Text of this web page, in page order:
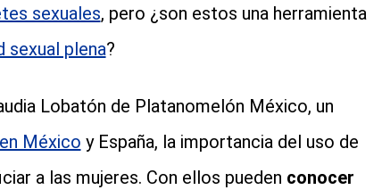
sexuales, pero ¿son estos una herramienta
sexual plena?
Lobatón de Platanomelón México, un
México y España, la importancia del uso de
a las mujeres. Con ellos pueden conocer